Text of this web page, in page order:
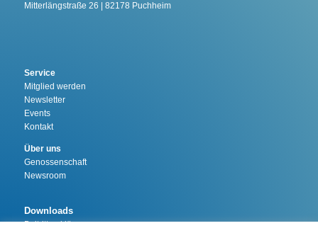
Mitterlängstraße 26 | 82178 Puchheim
Service
Mitglied werden
Newsletter
Events
Kontakt
Über uns
Genossenschaft
Newsroom
Downloads
Beitrittserklärung